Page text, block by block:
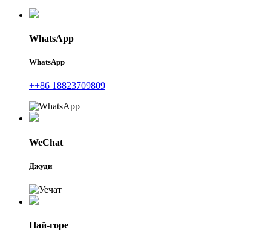
WhatsApp
WhatsApp
++86 18823709809
WeChat
Джуди
Най-горе